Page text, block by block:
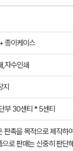
종이케이스
,자수인쇄
지
부 30센티 * 5센티
판촉을 목적으로 제작하
으로 판매는 신중히 판단